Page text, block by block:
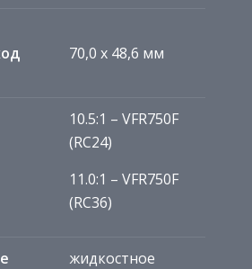
70,0 x 48,6 мм
10.5:1 – VFR750F
(RC24)
11.0:1 – VFR750F
(RC36)
жидкостное